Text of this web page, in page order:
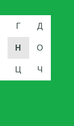
Г Д
Н О
Ц Ч